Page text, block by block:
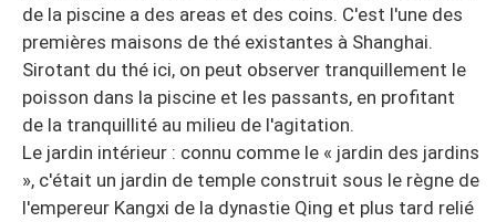
de la piscine a des areas et des coins. C'est l'une des
premières maisons de thé existantes à Shanghai.
Sirotant du thé ici, on peut observer tranquillement le
poisson dans la piscine et les passants, en profitant
de la tranquillité au milieu de l'agitation.
Le jardin intérieur : connu comme le « jardin des jardins
», c'était un jardin de temple construit sous le règne de
l'empereur Kangxi de la dynastie Qing et plus tard relié